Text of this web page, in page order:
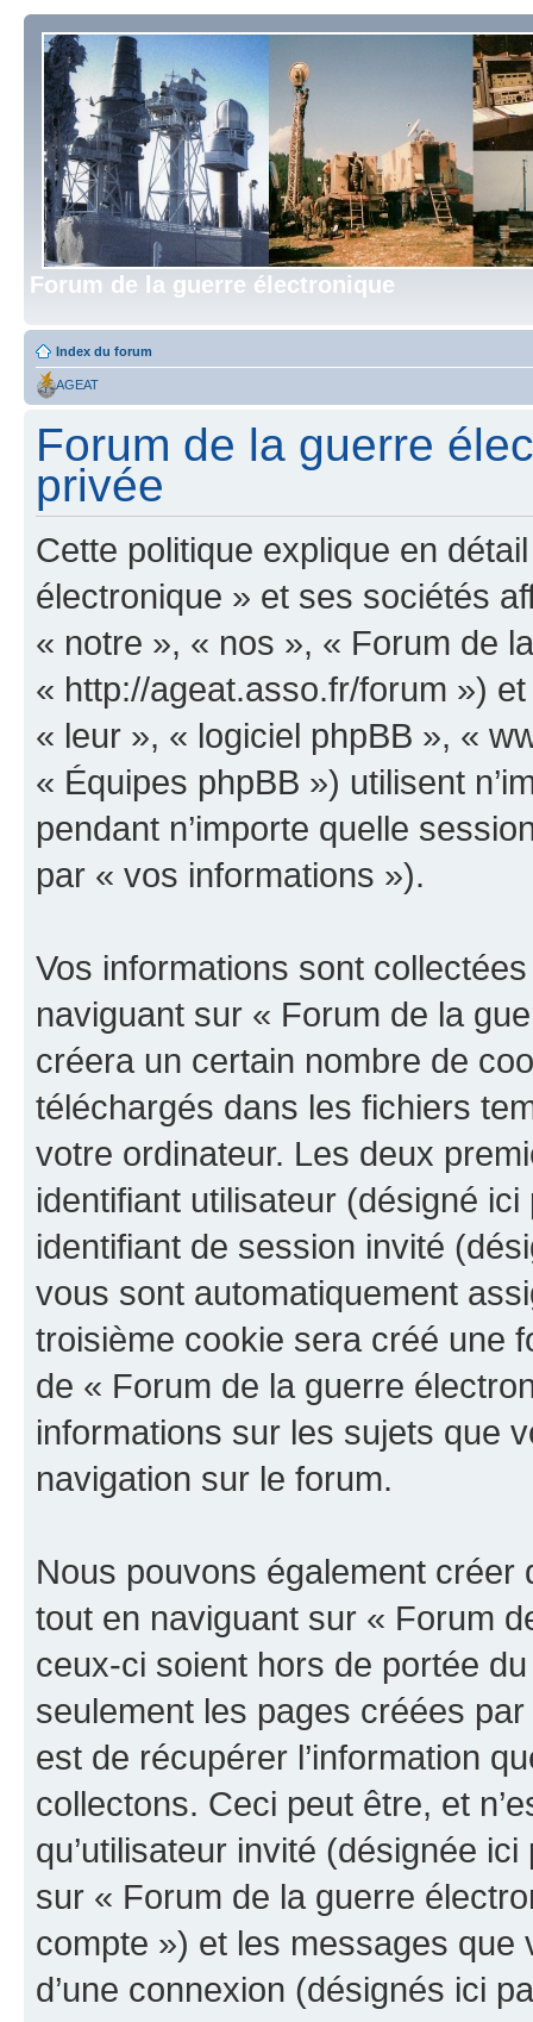
Forum de la guerre électronique
Index du forum
AGEAT
Forum de la guerre
privée
Cette politique explique en
électronique » et ses sociétés
« notre », « nos », « Forum de
« http://ageat.asso.fr/forum »)
« leur », « logiciel phpBB », «
« Équipes phpBB ») utilisent
pendant n’importe quelle
par « vos informations »).
Vos informations sont
naviguant sur « Forum de la
créera un certain nombre de
téléchargés dans les fichiers
votre ordinateur. Les deux
identifiant utilisateur (désigné
identifiant de session invité
vous sont automatiquement
troisième cookie sera créé une
de « Forum de la guerre
informations sur les sujets que
navigation sur le forum.
Nous pouvons également
tout en naviguant sur « Forum
ceux-ci soient hors de portée
seulement les pages créées
est de récupérer l’information
collectons. Ceci peut être, et
qu’utilisateur invité (désignée
sur « Forum de la guerre
compte ») et les messages que
d’une connexion (désignés ici